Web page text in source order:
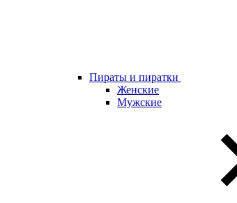
Пираты и пиратки
Женские
Мужские